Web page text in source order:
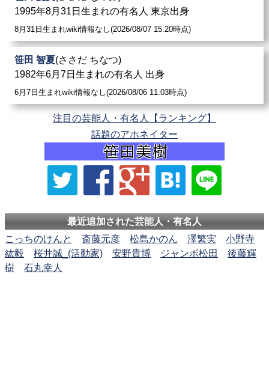
1995年8月31日生まれの有名人 東京出身
8月31日生まれwiki情報なし(2026/08/07 15:20時点)
笹田 智夏(ささだ ちなつ)
1982年6月7日生まれの有名人 出身
6月7日生まれwiki情報なし(2026/08/06 11:03時点)
注目の芸能人・有名人【ランキング】
話題のアホネイター
最近追加された芸能人・有名人
こっちのけんと
斎藤元彦 松島かのん 澤繁実
小野寺
紘毅
桜井誠_(活動家) 安野貴博 ジャンボ松田
後藤輝
樹
石丸幸人